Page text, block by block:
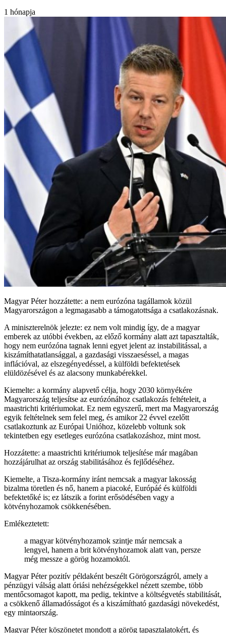
1 hónapja
Magyar Péter hozzátette: a nem eurózóna tagállamok közül
Magyarországon a legmagasabb a támogatottsága a csatlakozásnak.
A miniszterelnök jelezte: ez nem volt mindig így, de a magyar
emberek az utóbbi években, az előző kormány alatt azt tapasztalták,
hogy nem eurózóna tagnak lenni egyet jelent az instabilitással, a
kiszámíthatatlansággal, a gazdasági visszaeséssel, a magas
inflációval, az elszegényedéssel, a külföldi befektetések
elüldözésével és az alacsony munkabérekkel.
Kiemelte: a kormány alapvető célja, hogy 2030 környékére
Magyarország teljesítse az eurózónához csatlakozás feltételeit, a
maastrichti kritériumokat. Ez nem egyszerű, mert ma Magyarország
egyik feltételnek sem felel meg, és amikor 22 évvel ezelőtt
csatlakoztunk az Európai Unióhoz, közelebb voltunk sok
tekintetben egy esetleges eurózóna csatlakozáshoz, mint most.
Hozzátette: a maastrichti kritériumok teljesítése már magában
hozzájárulhat az ország stabilitásához és fejlődéséhez.
Kiemelte, a Tisza-kormány iránt nemcsak a magyar lakosság
bizalma töretlen és nő, hanem a piacoké, Európáé és külföldi
befektetőké is; ez látszik a forint erősödésében vagy a
kötvényhozamok csökkenésében.
Emlékeztetett:
a magyar kötvényhozamok szintje már nemcsak a
lengyel, hanem a brit kötvényhozamok alatt van, persze
még messze a görög hozamoktól.
Magyar Péter pozitív példaként beszélt Görögországról, amely a
pénzügyi válság alatt óriási nehézségekkel nézett szembe, több
mentőcsomagot kapott, ma pedig, tekintve a költségvetés stabilitását,
a csökkenő államadósságot és a kiszámítható gazdasági növekedést,
egy mintaország.
Magyar Péter köszönetet mondott a görög tapasztalatokért, és